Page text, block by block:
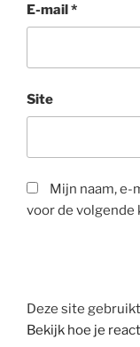
E-mail*
Site
Mijn naam, e-
voor de volgende
Deze site
Bekijk hoe je